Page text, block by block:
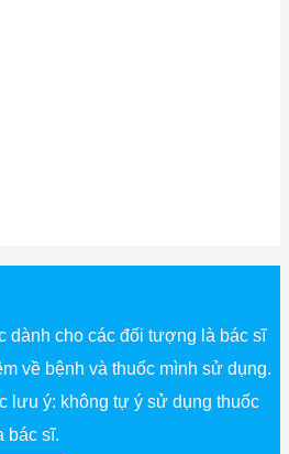
dành cho các đối tượng là bác sĩ
về bệnh và thuốc mình sử dụng.
lưu ý: không tự ý sử dụng thuốc
bác sĩ.